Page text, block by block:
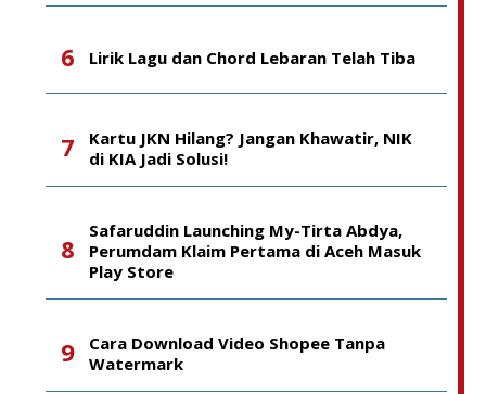
Lirik Lagu dan Chord Lebaran Telah Tiba
Kartu JKN Hilang? Jangan Khawatir, NIK
di KIA Jadi Solusi!
Safaruddin Launching My-Tirta Abdya,
Perumdam Klaim Pertama di Aceh Masuk
Play Store
Cara Download Video Shopee Tanpa
Watermark